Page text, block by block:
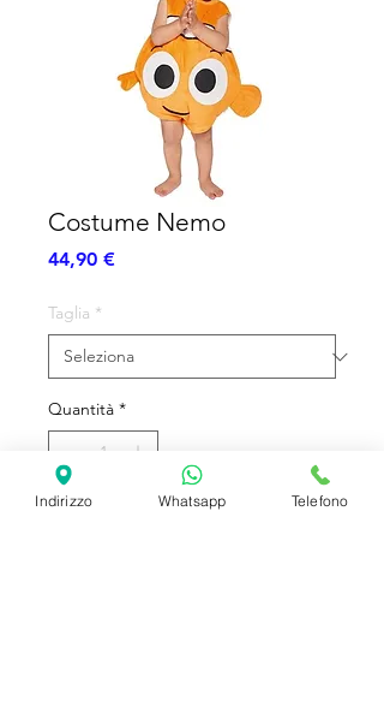
Costume Nemo
44,90 €Prezzo
Taglia *
Quantità *
Indirizzo Whatsapp Telefono